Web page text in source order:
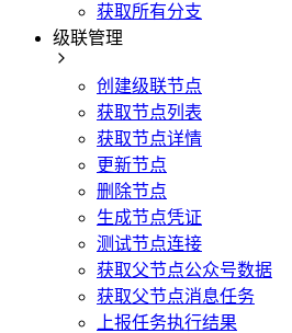
获取所有分支
级联管理
创建级联节点
获取节点列表
获取节点详情
更新节点
删除节点
生成节点凭证
测试节点连接
获取父节点公众号数据
获取父节点消息任务
上报任务执行结果